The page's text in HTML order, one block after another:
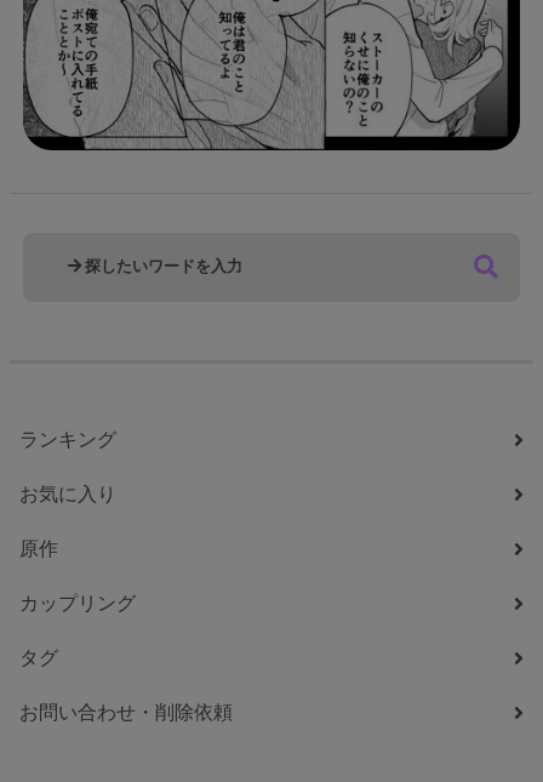
ランキング
お気に入り
原作
カップリング
タグ
お問い合わせ・削除依頼